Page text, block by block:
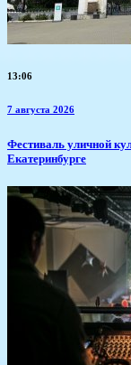
13:06
7 августа 2026
​Фестиваль уличной
Екатеринбурге